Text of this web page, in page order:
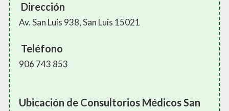
Dirección
Av. San Luis 938, San Luis 15021
Teléfono
906 743 853
Ubicación de Consultorios Médicos San